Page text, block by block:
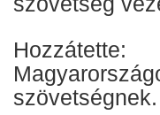
szövetségnek.